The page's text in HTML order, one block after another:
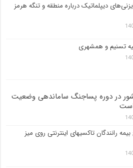
دیپلماتیک درباره منطقه و تنگه هرمز
تسنیم و همشهری
در دوره پساجنگ ساماندهی وضعیت
رانندگان تاکسیهای اینترنتی روی میز